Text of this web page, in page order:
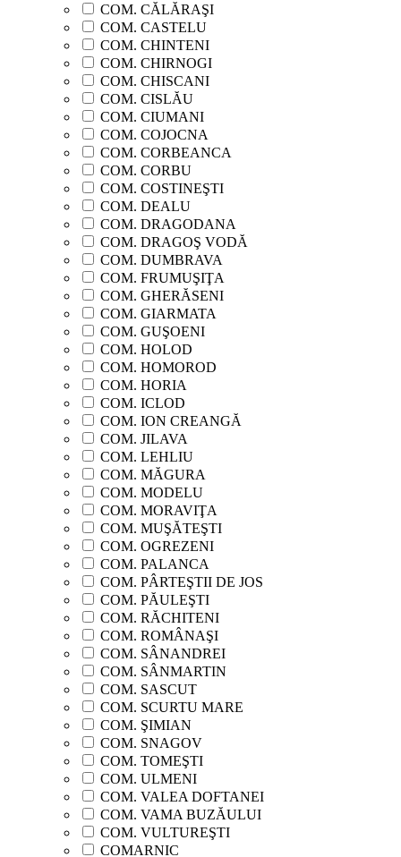
COM. CĂLĂRAŞI
COM. CASTELU
COM. CHINTENI
COM. CHIRNOGI
COM. CHISCANI
COM. CISLĂU
COM. CIUMANI
COM. COJOCNA
COM. CORBEANCA
COM. CORBU
COM. COSTINEŞTI
COM. DEALU
COM. DRAGODANA
COM. DRAGOŞ VODĂ
COM. DUMBRAVA
COM. FRUMUŞIŢA
COM. GHERĂSENI
COM. GIARMATA
COM. GUŞOENI
COM. HOLOD
COM. HOMOROD
COM. HORIA
COM. ICLOD
COM. ION CREANGĂ
COM. JILAVA
COM. LEHLIU
COM. MĂGURA
COM. MODELU
COM. MORAVIŢA
COM. MUŞĂTEŞTI
COM. OGREZENI
COM. PALANCA
COM. PÂRTEŞTII DE JOS
COM. PĂULEŞTI
COM. RĂCHITENI
COM. ROMÂNAŞI
COM. SÂNANDREI
COM. SÂNMARTIN
COM. SASCUT
COM. SCURTU MARE
COM. ŞIMIAN
COM. SNAGOV
COM. TOMEŞTI
COM. ULMENI
COM. VALEA DOFTANEI
COM. VAMA BUZĂULUI
COM. VULTUREŞTI
COMARNIC